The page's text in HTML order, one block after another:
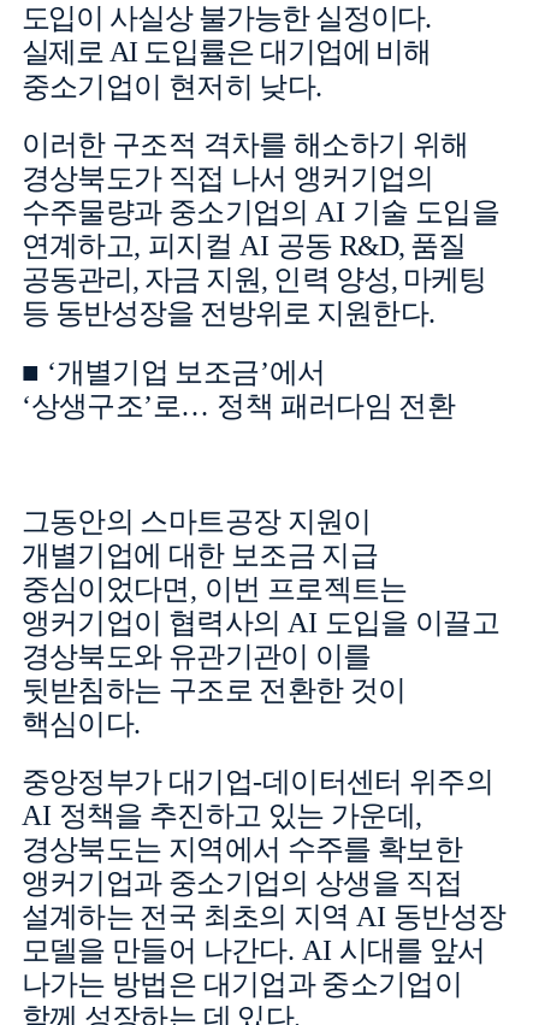
도입이 사실상 불가능한 실정이다.
실제로 AI 도입률은 대기업에 비해
중소기업이 현저히 낮다.
이러한 구조적 격차를 해소하기 위해
경상북도가 직접 나서 앵커기업의
수주물량과 중소기업의 AI 기술 도입을
연계하고, 피지컬 AI 공동 R&D, 품질
공동관리 , 자금 지원, 인력 양성, 마케팅
등 동반성장을 전방위로 지원한다.
■ ‘개별기업 보조금’에서
‘상생구조’ 로… 정책 패러다임 전환
그동안의 스마트공장 지원이
개별기업에 대한 보조금 지급
중심이었다면, 이번 프로젝트는
앵커기업이 협력사의 AI 도입을 이끌고
경상북도와 유관기관이 이를
뒷받침하는 구조로 전환한 것이
핵심이다.
중앙정부가 대기업-데이터센터 위주의
AI 정책을 추진하고 있는 가운데 ,
경상북도는 지역에서 수주를 확보한
앵커기업과 중소기업의 상생을 직접
설계하는 전국 최초의 지역 AI 동반성장
모델을 만들어 나간다. AI 시대를 앞서
나가는 방법은 대기업과 중소기업이
함께 성장하는 데 있다.